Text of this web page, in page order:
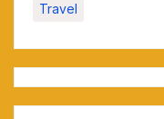
Travel